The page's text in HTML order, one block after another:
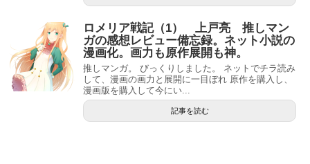
ロメリア戦記（1） 上戸亮 推しマン
ガの感想レビュー備忘録。ネット小説の
漫画化。画力も原作展開も神。
推しマンガ。 びっくりしました。 ネットでチラ読み
して、漫画の画力と展開に一目ぼれ 原作を購入し、
漫画版を購入して今にい...
記事を読む